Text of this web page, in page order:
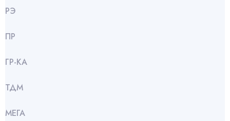
РЭ
ПР
ГР-КА
ТДМ
МЕГА